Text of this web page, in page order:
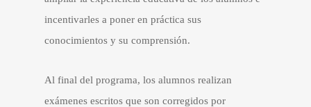
incentivarles a poner en práctica sus
conocimientos y su comprensión.
Al final del programa, los alumnos realizan
exámenes escritos que son corregidos por